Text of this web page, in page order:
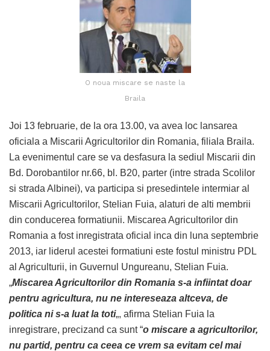
O noua miscare se naste la
Braila
Joi 13 februarie, de la ora 13.00, va avea loc lansarea
oficiala a Miscarii Agricultorilor din Romania, filiala Braila.
La evenimentul care se va desfasura la sediul Miscarii din
Bd. Dorobantilor nr.66, bl. B20, parter (intre strada Scolilor
si strada Albinei), va participa si presedintele intermiar al
Miscarii Agricultorilor, Stelian Fuia, alaturi de alti membrii
din conducerea formatiunii. Miscarea Agricultorilor din
Romania a fost inregistrata oficial inca din luna septembrie
2013, iar liderul acestei formatiuni este fostul ministru PDL
al Agriculturii, in Guvernul Ungureanu, Stelian Fuia.
„Miscarea Agricultorilor din Romania s-a infiintat doar
pentru agricultura, nu ne intereseaza altceva, de
politica ni s-a luat la toti„, afirma Stelian Fuia la
inregistrare, precizand ca sunt “o miscare a agricultorilor,
nu partid, pentru ca ceea ce vrem sa evitam cel mai